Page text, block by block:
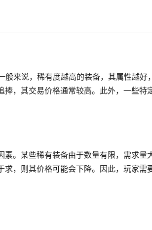
来说，稀有度越高的装备，其属性越好
，其交易价格通常较高。此外，一些特
。某些稀有装备由于数量有限，需求量
，则其价格可能会下降。因此，玩家需